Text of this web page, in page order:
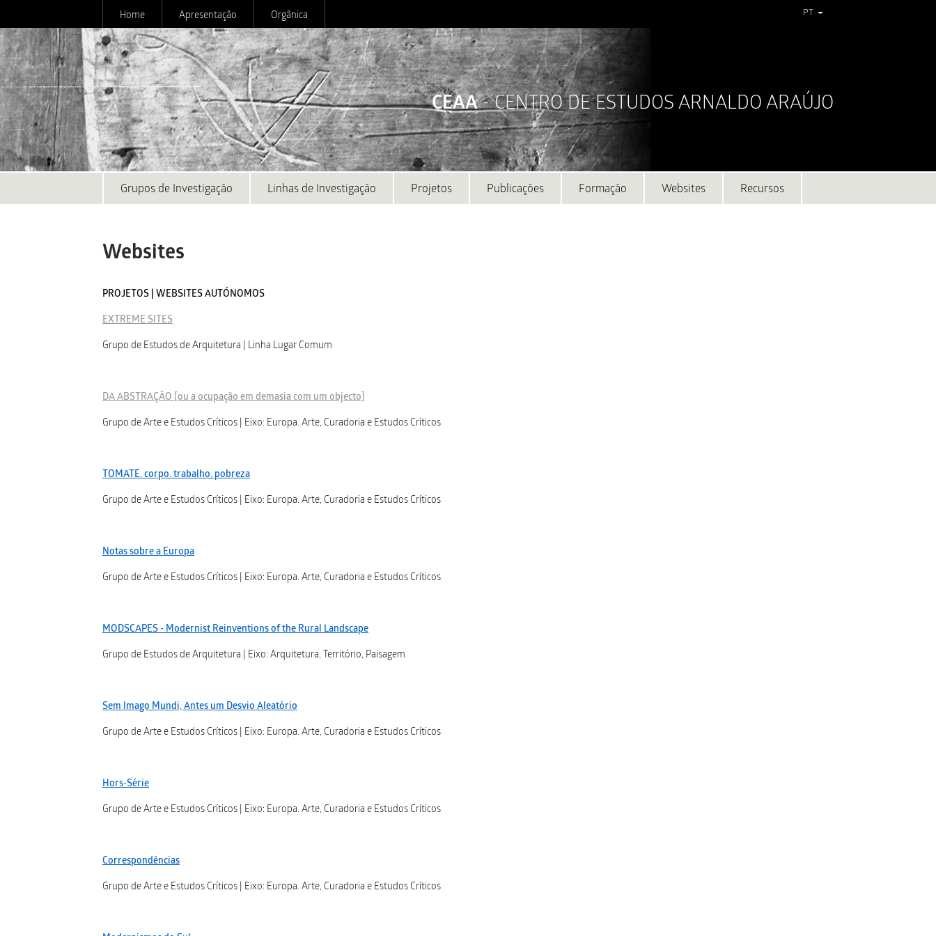
Home Apresentação Orgânica PT
CEAA- CENTRO DE ESTUDOS ARNALDO ARAÚJO
Grupos de Investigação Linhas de Investigação Projetos Publicações Formação Websites Recursos
Websites
PROJETOS | WEBSITES AUTÓNOMOS
EXTREME SITES
Grupo de Estudos de Arquitetura | Linha Lugar Comum
DA ABSTRAÇÃO [ou a ocupação em demasia com um objecto]
Grupo de Arte e Estudos Críticos | Eixo: Europa. Arte, Curadoria e Estudos Críticos
TOMATE. corpo. trabalho. pobreza
Grupo de Arte e Estudos Críticos | Eixo: Europa. Arte, Curadoria e Estudos Críticos
Notas sobre a Europa
Grupo de Arte e Estudos Críticos | Eixo: Europa. Arte, Curadoria e Estudos Críticos
MODSCAPES - Modernist Reinventions of the Rural Landscape
Grupo de Estudos de Arquitetura | Eixo: Arquitetura, Território, Paisagem
Sem Imago Mundi, Antes um Desvio Aleatório
Grupo de Arte e Estudos Críticos | Eixo: Europa. Arte, Curadoria e Estudos Críticos
Hors-Série
Grupo de Arte e Estudos Críticos | Eixo: Europa. Arte, Curadoria e Estudos Críticos
Correspondências
Grupo de Arte e Estudos Críticos | Eixo: Europa. Arte, Curadoria e Estudos Críticos